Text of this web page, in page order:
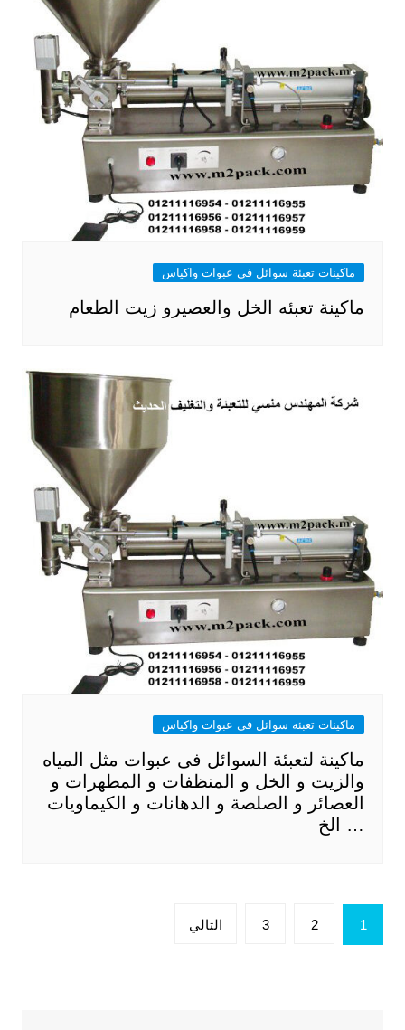
ماكينات تعبئة سوائل فى عبوات واكياس
ماكينة تعبئه الخل والعصيرو زيت الطعام
ماكينات تعبئة سوائل فى عبوات واكياس
ماكينة لتعبئة السوائل فى عبوات مثل المياه
والزيت و الخل و المنظفات و المطهرات و
العصائر و الصلصة و الدهانات و الكيماويات
… الخ
تعدد
صفحات
1
2
3 التالي